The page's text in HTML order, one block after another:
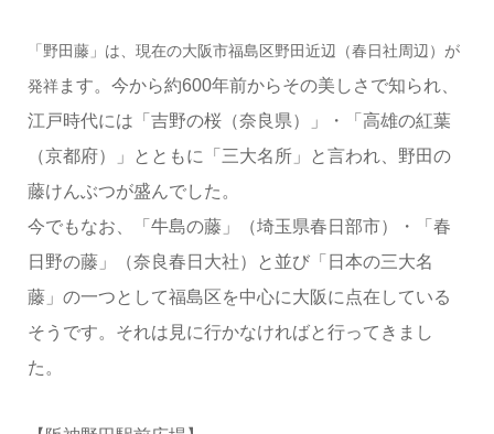
「野田藤」は、現在の大阪市福島区野田近辺（春日社周辺）が
発祥ます。今から約600年前からその美しさで知られ、
江戸時代には「吉野の桜（奈良県）」・「高雄の紅葉
（京都府）」とともに「三大名所」と言われ、野田の
藤けんぶつが盛んでした。
今でもなお、「牛島の藤」（埼玉県春日部市）・「春
日野の藤」（奈良春日大社）と並び「日本の三大名
藤」の一つとして福島区を中心に大阪に点在している
そうです。それは見に行かなければと行ってきまし
た。